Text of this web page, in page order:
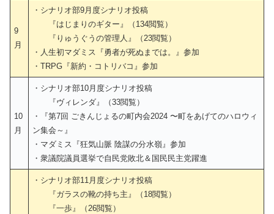
9
月
・シナリオ部9月度シナリオ投稿
『はじまりのギター』（134閲覧）
『りゅうぐうの管理人』（23閲覧）
・人生初マダミス『勇者が死ぬまでは。』参加
・TRPG『新約・コトリバコ』参加
10
月
・シナリオ部10月度シナリオ投稿
『ヴィレンダ』（33閲覧）
・『第7回 ごきんじょるの町内会2024 〜町をあげてのハロウィ
ン集会～』
・マダミス『狂気山脈 陰謀の分水嶺』参加
・衆議院議員選挙で自民党敗北＆国民民主党躍進
・シナリオ部11月度シナリオ投稿
『ガラスの靴の持ち主』（18閲覧）
『一歩』（26閲覧）